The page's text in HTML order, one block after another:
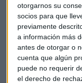
otorgarnos su
socios para que
previamente
a información más
antes de otorgar o
cuenta que algún
puede no requerir
el derecho de